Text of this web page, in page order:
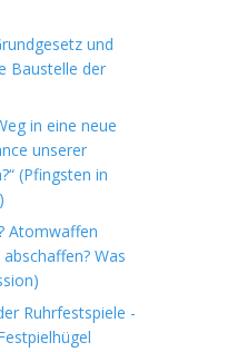
und
Baustelle der
in eine neue
unserer
(Pfingsten in
Atomwaffen
Was
Ruhrfestspiele -